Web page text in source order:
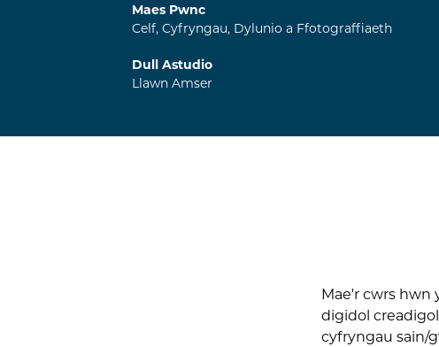
Maes Pwnc
Celf, Cyfryngau, Dylunio a Ffotograffiaeth
Dull Astudio
Llawn Amser
Mae'r cwrs
digidol
cyfryngau sain/